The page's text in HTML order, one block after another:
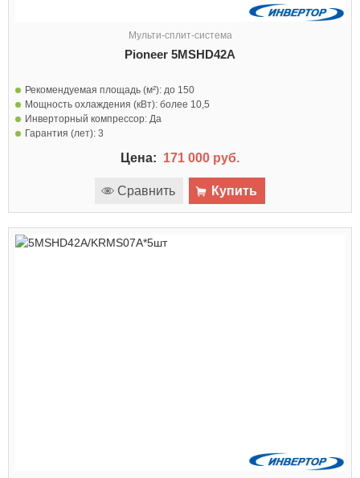
Мульти-сплит-система
Pioneer 5MSHD42A
Рекомендуемая площадь (м²): до 150
Мощность охлаждения (кВт): более 10,5
Инверторный компрессор: Да
Гарантия (лет): 3
Цена: 171 000 руб.
Сравнить Купить